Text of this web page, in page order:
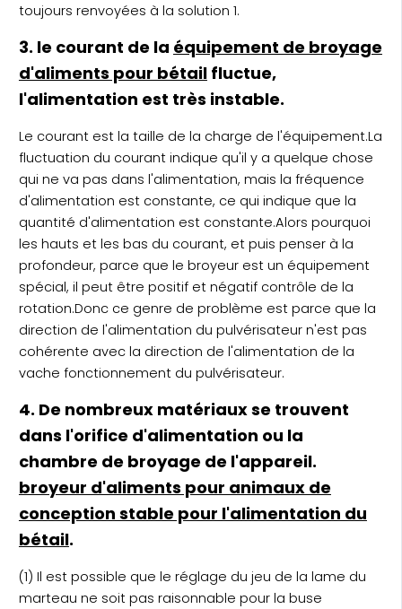
toujours renvoyées à la solution 1.
3. le courant de la équipement de broyage
d'aliments pour bétailfluctue,
l'alimentation est très instable.
Le courant est la taille de la charge de l'équipement.La
fluctuation du courant indique qu'il y a quelque chose
qui ne va pas dans l'alimentation, mais la fréquence
d'alimentation est constante, ce qui indique que la
quantité d'alimentation est constante.Alors pourquoi
les hauts et les bas du courant, et puis penser à la
profondeur, parce que le broyeur est un équipement
spécial, il peut être positif et négatif contrôle de la
rotation.Donc ce genre de problème est parce que la
direction de l'alimentation du pulvérisateur n'est pas
cohérente avec la direction de l'alimentation de la
vache fonctionnement du pulvérisateur.
4. De nombreux matériaux se trouvent
dans l'orifice d'alimentation ou la
chambre de broyage de l'appareil.
broyeur d'aliments pour animaux de
conception stable pour l'alimentation du
bétail.
(1) Il est possible que le réglage du jeu de la lame du
marteau ne soit pas raisonnable pour la buse